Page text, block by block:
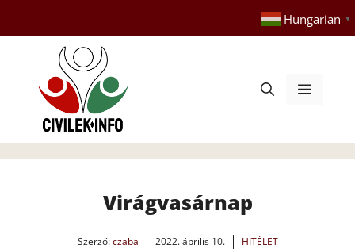
tartalomba
Hungarian ▼
Menü
Virágvasárnap
Szerző:czaba 2022. április 10. HITÉLET